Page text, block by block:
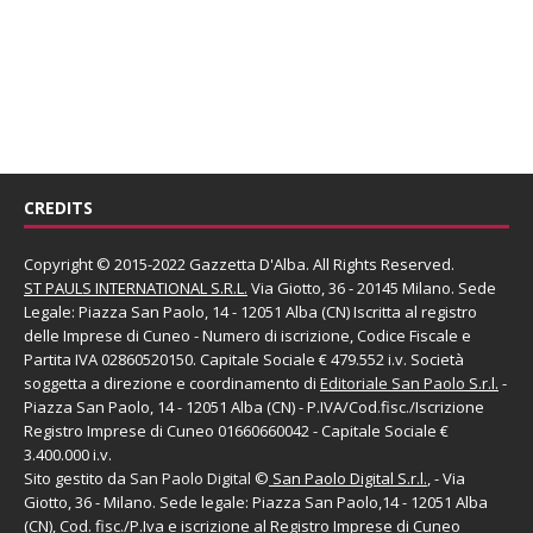
CREDITS
Copyright © 2015-2022 Gazzetta D'Alba. All Rights Reserved.
ST PAULS INTERNATIONAL S.R.L. Via Giotto, 36 - 20145 Milano. Sede
Legale: Piazza San Paolo, 14 - 12051 Alba (CN) Iscritta al registro
delle Imprese di Cuneo - Numero di iscrizione, Codice Fiscale e
Partita IVA 02860520150. Capitale Sociale € 479.552 i.v. Società
soggetta a direzione e coordinamento di Editoriale San Paolo S.r.l. -
Piazza San Paolo, 14 - 12051 Alba (CN) - P.IVA/Cod.fisc./Iscrizione
Registro Imprese di Cuneo 01660660042 - Capitale Sociale €
3.400.000 i.v.
Sito gestito da San Paolo Digital © San Paolo Digital S.r.l. , - Via
Giotto, 36 - Milano. Sede legale: Piazza San Paolo,14 - 12051 Alba
(CN), Cod. fisc./P.Iva e iscrizione al Registro Imprese di Cuneo